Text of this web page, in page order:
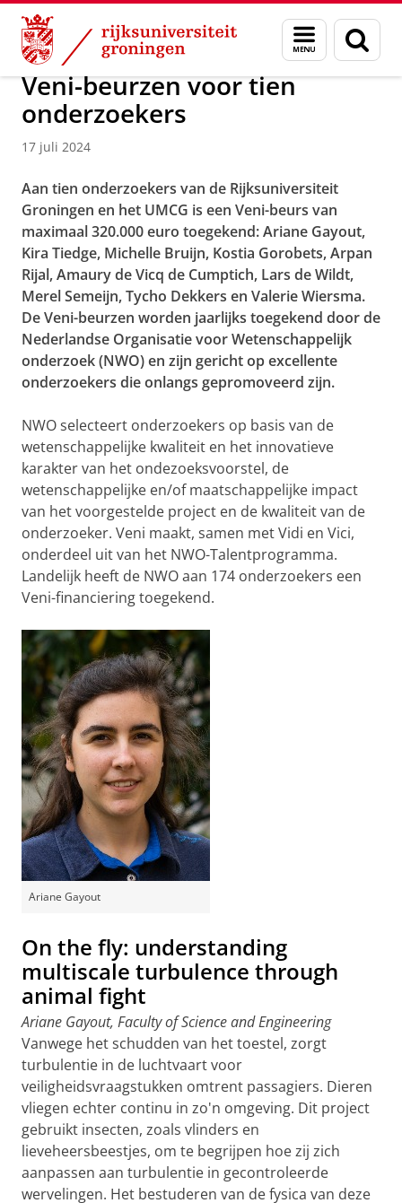
Skip
Content
Skip
Navigation
Menu
en
zoeken
Over ons Actueel Nieuws
Veni-beurzen voor tien
onderzoekers
17 juli 2024
Aan tien onderzoekers van de Rijksuniversiteit
Groningen en het UMCG is een Veni-beurs van
maximaal320.000 euro toegekend: Ariane Gayout,
Kira Tiedge, Michelle Bruijn, Kostia Gorobets, Arpan
Rijal, Amaury de Vicq de Cumptich, Lars de Wildt,
Merel Semeijn, Tycho Dekkers en Valerie Wiersma.
De Veni-beurzen worden jaarlijks toegekend door de
Nederlandse Organisatie voor Wetenschappelijk
onderzoek (NWO) en zijn gericht op excellente
onderzoekers die onlangs gepromoveerd zijn.
NWO selecteert onderzoekers op basis van de
wetenschappelijke kwaliteit en het innovatieve
karakter van het ondezoeksvoorstel, de
wetenschappelijke en/of maatschappelijke impact
van het voorgestelde project en de kwaliteit van de
onderzoeker. Veni maakt, samen met Vidi en Vici,
onderdeel uit van het NWO-Talentprogramma.
Landelijk heeft de NWO aan 174 onderzoekers een
Veni-financiering toegekend.
Ariane Gayout
On the fly: understanding
multiscale turbulence through
animal fight
Ariane Gayout, Faculty of Science and Engineering
Vanwege het schudden van het toestel, zorgt
turbulentie in de luchtvaart voor
veiligheidsvraagstukken omtrent passagiers. Dieren
vliegen echter continu in zo'n omgeving. Dit project
gebruikt insecten, zoals vlinders en
lieveheersbeestjes, om te begrijpen hoe zij zich
aanpassen aan turbulentie in gecontroleerde
wervelingen. Het bestuderen van de fysica van deze